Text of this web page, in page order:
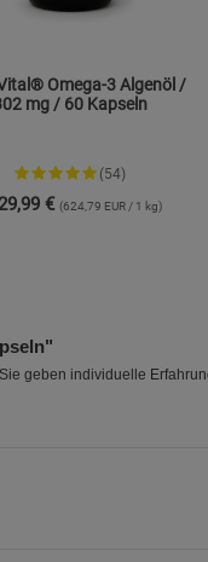
Omega-3 Algenöl /
mg / 60 Kapseln
(54)
29,99 € (624,79 EUR / 1 kg)
geben individuelle